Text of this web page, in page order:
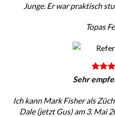
Junge. Er war praktisch
Topas
Sehr
Ich kann Mark Fisher als
Dale (jetzt Gus) am 3. Mai